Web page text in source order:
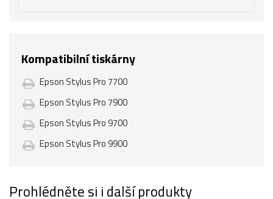
Kompatibilní tiskárny
Epson Stylus Pro 7700
Epson Stylus Pro 7900
Epson Stylus Pro 9700
Epson Stylus Pro 9900
Prohlédněte si i další produkty